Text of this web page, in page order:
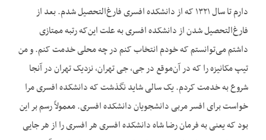
دارم تا سال ۱۳۲۱ که از دانشکده افسری فارغ‌التحصیل شدم. بعد از
فارغ‌التحصیل شدن از دانشکده افسری به علت این‌که رتبه ممتازی
داشتم می‌توانستم که خودم انتخاب کنم در چه محلی خدمت کنم. و من
تیپ مکانیزه را که در آن‌موقع در جی، جی تهران، نزدیک تهران در آنجا
شروع به خدمت کردم. یک سالی شاید نگذشت که دانشکده افسری مرا
خواست برای افسر مربی دانشجویان دانشکده افسری. معمولاً رسم بر این
بود که یعنی به فرمان رضا شاه دانشکده افسری هر افسری را از هر جایی